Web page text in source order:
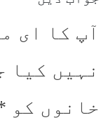
آپ کا ای
نہیں کیا
خانوں کو